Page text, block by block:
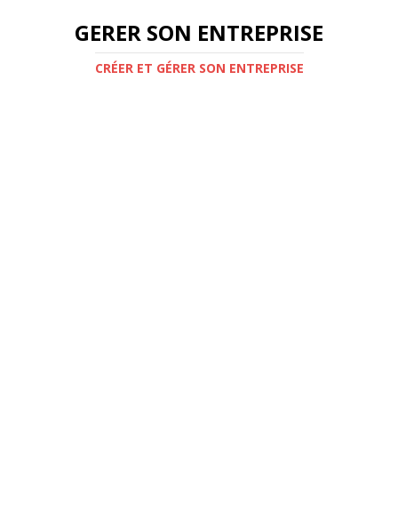
GERER SON ENTREPRISE
CRÉER ET GÉRER SON ENTREPRISE